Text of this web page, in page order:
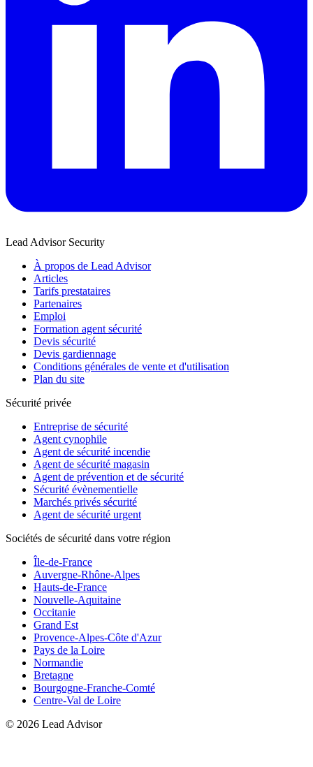
Lead Advisor Security
À propos de Lead Advisor
Articles
Tarifs prestataires
Partenaires
Emploi
Formation agent sécurité
Devis sécurité
Devis gardiennage
Conditions générales de vente et d'utilisation
Plan du site
Sécurité privée
Entreprise de sécurité
Agent cynophile
Agent de sécurité incendie
Agent de sécurité magasin
Agent de prévention et de sécurité
Sécurité évènementielle
Marchés privés sécurité
Agent de sécurité urgent
Sociétés de sécurité dans votre région
Île-de-France
Auvergne-Rhône-Alpes
Hauts-de-France
Nouvelle-Aquitaine
Occitanie
Grand Est
Provence-Alpes-Côte d'Azur
Pays de la Loire
Normandie
Bretagne
Bourgogne-Franche-Comté
Centre-Val de Loire
© 2026 Lead Advisor